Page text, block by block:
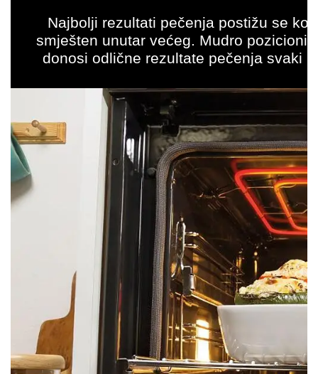
Najbolji rezultati pečenja postižu se
smješten unutar većeg. Mudro
donosi odlične rezultate pečenja svaki